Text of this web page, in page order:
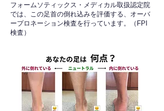
フォームソティックス・メディカル取扱認定院
では、この足首の倒れ込みを評価する、オーバ
ープロネーション検査を行っています。（FPI
検査）​